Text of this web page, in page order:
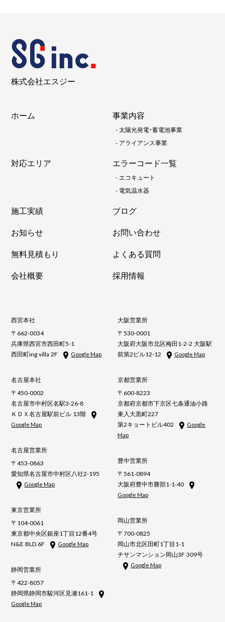
株式会社エスジー
ホーム 事業内容
-太陽光発電・蓄電池事業
- アライアンス事業
対応エリア エラーコード一覧
-エコキュート
- 電気温水器
施工実績
ブログ
お知らせ
お問い合わせ
無料見積もり
よくある質問
会社概要
採用情報
西宮本社
〒662-0034
兵庫県西宮市西田町5-1
西田町ing villa 2F
Google Map
名古屋本社
〒450-0002
名古屋市中村区名駅3-26-8
ＫＤＸ名古屋駅前ビル 13階
Google Map
名古屋営業所
〒453-0863
愛知県名古屋市中村区八社2-195
Google Map
東京営業所
〒104-0061
東京都中央区銀座1丁目12番4号
N&E BLD.6F
Google Map
静岡営業所
〒422-8057
静岡県静岡市駿河区見瀬161-1
Google Map
大阪営業所
〒530-0001
大阪府大阪市北区梅田1-2-2 大阪駅
前第2ビル12-12
Google Map
京都営業所
〒600-8223
京都府京都市下京区七条通油小路
東入大黒町227
第2キョートビル402
Google
Map
豊中営業所
〒561-0894
大阪府豊中市勝部1-1-40
Google Map
岡山営業所
〒700-0825
岡山市北区田町1丁目1-1
チサンマンション岡山3F 309号
Google Map